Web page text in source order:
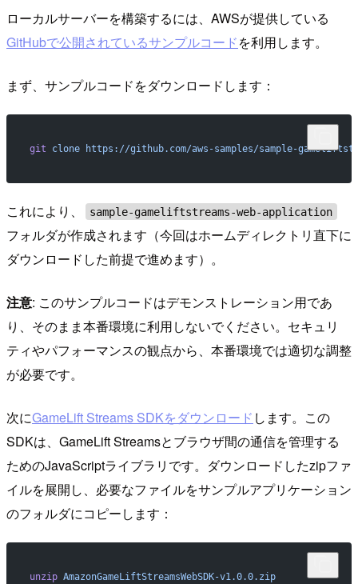
ローカルサーバーを構築するには、AWSが提供している
GitHubで公開されているサンプルコードを利用します。
まず、サンプルコードをダウンロードします：
git clone https://github.com/aws-samples/sample-
これにより、 sample-gameliftstreams-web-application
フォルダが作成されます（今回はホームディレクトリ直下に
ダウンロードした前提で進めます）。
注意: このサンプルコードはデモンストレーション用であ
り、そのまま本番環境に利用しないでください。セキュリ
ティやパフォーマンスの観点から、本番環境では適切な調整
が必要です。
次にGameLift Streams SDKをダウンロード します。この
SDKは、GameLift Streamsとブラウザ間の通信を管理する
ためのJavaScriptライブラリです。ダウンロードしたzipファ
イルを展開し、必要なファイルをサンプルアプリケーション
のフォルダにコピーします：
unzip AmazonGameLiftStreamsWebSDK-v1.0.0.zip